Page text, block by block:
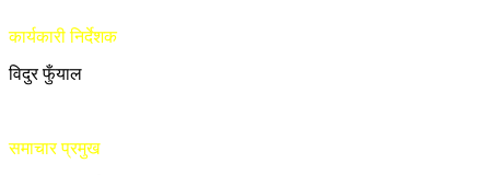
कार्यकारी निर्देशक
विदुर फुँयाल
समाचार प्रमुख